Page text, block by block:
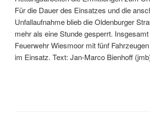
Für die Dauer des Einsatzes und die
Unfallaufnahme blieb die Oldenburger
mehr als eine Stunde gesperrt.
Feuerwehr Wiesmoor mit fünf
im Einsatz. Text: Jan-Marco Bienhoff